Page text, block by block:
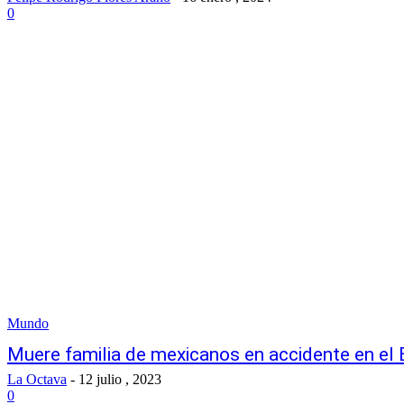
0
Mundo
Muere familia de mexicanos en accidente en el
La Octava - 12 julio , 2023
0